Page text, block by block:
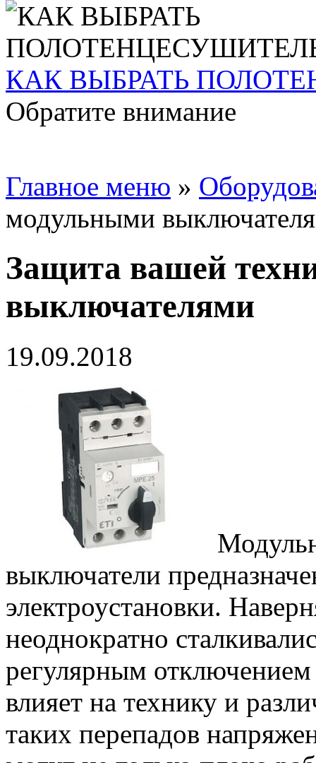
КАК ВЫБРАТЬ
Обратите внимание
Главное меню »
модульными
Защита вашей
выключателями
19.09.2018
выключатели
электроустановки.
неоднократно
регулярным отключением
влияет на технику и
таких перепадов